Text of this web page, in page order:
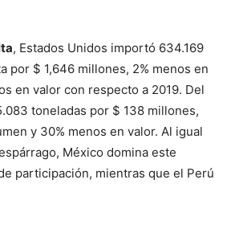
, Estados Unidos importó 634.169
por $ 1,646 millones, 2% menos en
en valor con respecto a 2019. Del
toneladas por $ 138 millones,
y 30% menos en valor. Al igual
México domina este
participación, mientras que el Perú